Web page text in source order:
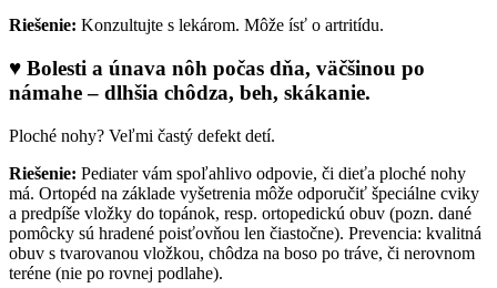
Riešenie: Konzultujte s lekárom. Môže ísť o artritídu.
♥ Bolesti a únava nôh počas dňa, väčšinou po
námahe – dlhšia chôdza, beh, skákanie.
Ploché nohy? Veľmi častý defekt detí.
Riešenie: Pediater vám spoľahlivo odpovie, či dieťa ploché nohy
má. Ortopéd na základe vyšetrenia môže odporučiť špeciálne cviky
a predpíše vložky do topánok, resp. ortopedickú obuv (pozn. dané
pomôcky sú hradené poisťovňou len čiastočne). Prevencia: kvalitná
obuv s tvarovanou vložkou, chôdza na boso po tráve, či nerovnom
teréne (nie po rovnej podlahe).